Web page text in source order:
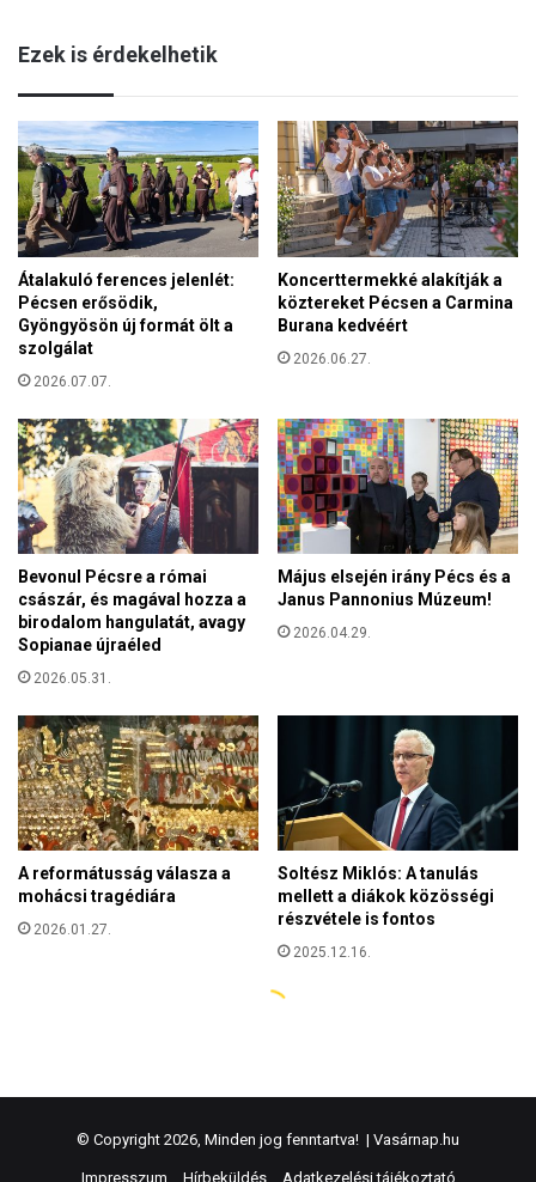
© Copyright 2026, Minden jog fenntartva! | Vasárnap.hu
Impresszum Hírbeküldés Adatkezelési tájékoztató